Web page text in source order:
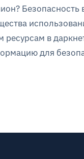
ресурсам в
для